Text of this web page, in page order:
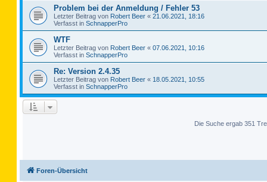
Problem bei der Anmeldung / Fehler 53
Letzter Beitrag von Robert Beer « 21.06.2021, 18:16
Verfasst in SchnapperPro
WTF
Letzter Beitrag von Robert Beer « 07.06.2021, 10:16
Verfasst in SchnapperPro
Re: Version 2.4.35
Letzter Beitrag von Robert Beer « 18.05.2021, 10:55
Verfasst in SchnapperPro
Die Suche ergab 351
Foren-Übersicht